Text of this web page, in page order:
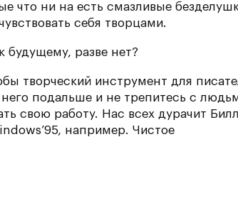
что ни на есть смазливые
себя творцами.
разве нет?
творческий инструмент для
подальше и не трепитесь с
свою работу. Нас всех дурачит Билл
например. Чистое